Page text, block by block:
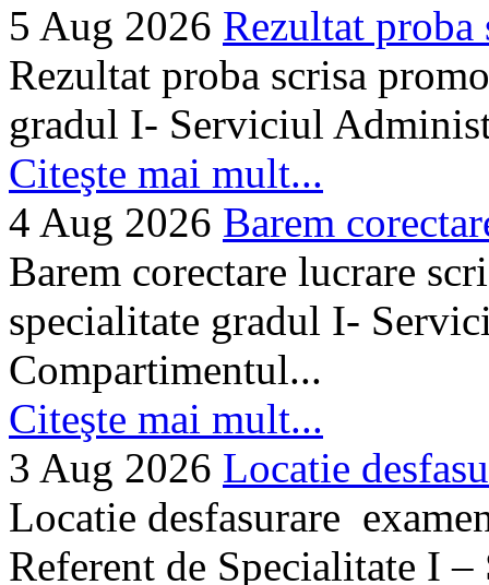
5 Aug 2026 Rezultat proba
Rezultat proba scrisa
gradul I- Serviciul
Citeşte mai mult...
4 Aug 2026 Barem
Barem corectare lucrare
specialitate gradul I-
Compartimentul...
Citeşte mai mult...
3 Aug 2026 Locatie
Locatie desfasurare
Referent de Specialitate I